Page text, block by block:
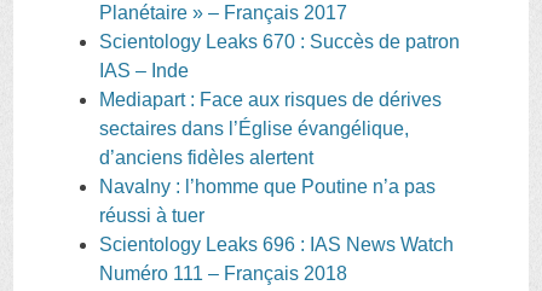
Planétaire » – Français 2017
Scientology Leaks 670 : Succès de patron
IAS – Inde
Mediapart : Face aux risques de dérives
sectaires dans l’Église évangélique,
d’anciens fidèles alertent
Navalny : l’homme que Poutine n’a pas
réussi à tuer
Scientology Leaks 696 : IAS News Watch
Numéro 111 – Français 2018